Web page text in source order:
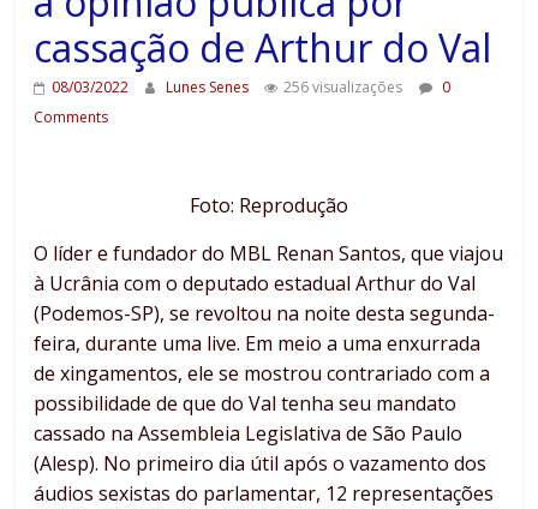
cassação de Arthur do Val
08/03/2022 Lunes Senes 256 visualizações
0
Comments
Foto: Reprodução
O líder e fundador do MBL Renan Santos, que viajou
à Ucrânia com o deputado estadual Arthur do Val
(Podemos-SP), se revoltou na noite desta segunda-
feira, durante uma live. Em meio a uma enxurrada
de xingamentos, ele se mostrou contrariado com a
possibilidade de que do Val tenha seu mandato
cassado na Assembleia Legislativa de São Paulo
(Alesp). No primeiro dia útil após o vazamento dos
áudios sexistas do parlamentar, 12 representações